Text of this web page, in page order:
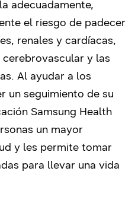
adecuadamente,
el riesgo de padecer
renales y cardíacas,
y las
Al ayudar a los
un seguimiento de su
Samsung Health
un mayor
y les permite tomar
para llevar una vida